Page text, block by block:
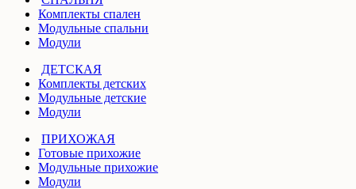
Комплекты спален
Модульные спальни
Модули
ДЕТСКАЯ
Комплекты детских
Модульные детские
Модули
ПРИХОЖАЯ
Готовые прихожие
Модульные прихожие
Модули